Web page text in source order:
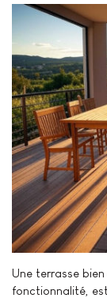
Une terrasse
fonctionnalité,